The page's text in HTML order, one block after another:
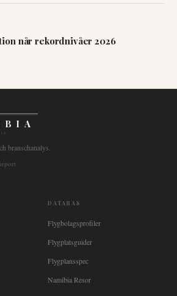
når rekordnivåer 2026
branschanalys.
DATABAS
Flygbolagsprofiler
Flygplatsguider
Flygplansspec
Namibia Resor